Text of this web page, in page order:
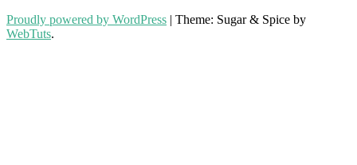
Proudly powered by WordPress | Theme: Sugar & Spice by
WebTuts.